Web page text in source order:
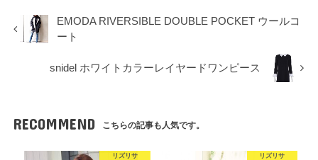
EMODA RIVERSIBLE DOUBLE POCKET ウールコ
ート
snidel ホワイトカラーレイヤードワンピース
RECOMMEND こちらの記事も人気です。
リズリサ リズリサ